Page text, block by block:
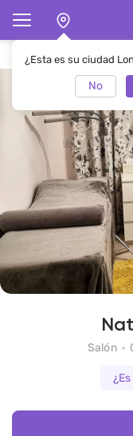
¿Esta es su ciudad
No
Página de inicio
Salón